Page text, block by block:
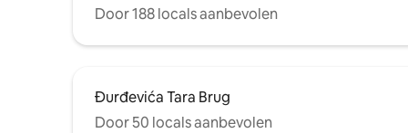
Door 188 locals aanbevolen
Đurđevića Tara Brug
Door 50 locals aanbevolen